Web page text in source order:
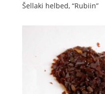
Šellaki helbed, “Rubiin”